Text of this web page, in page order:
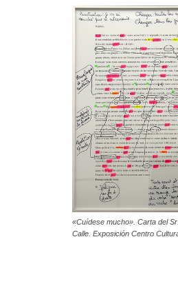
«Cuídese mucho». Carta del
Calle. Exposición Centro